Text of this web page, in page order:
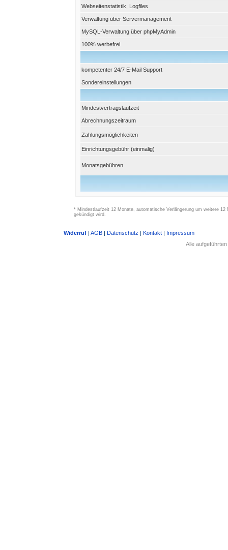
Webseitenstatistik, Logfiles
Verwaltung über Servermanagement
MySQL-Verwaltung über phpMyAdmin
100% werbefrei
kompetenter 24/7 E-Mail Support
Sondereinstellungen
Mindestvertragslaufzeit
Abrechnungszeitraum
Zahlungsmöglichkeiten
Einrichtungsgebühr (einmalig)
Monatsgebühren
* Mindestlaufzeit 12 Monate, automatische Verlängerung um weitere
gekündigt wird.
Widerruf | AGB | Datenschutz | Kontakt | Impressum
Alle